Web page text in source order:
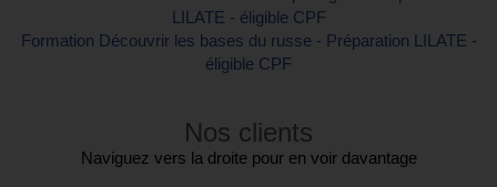
LILATE - éligible CPF
Formation Découvrir les bases du russe - Préparation LILATE -
éligible CPF
Nos clients
Naviguez vers la droite pour en voir davantage